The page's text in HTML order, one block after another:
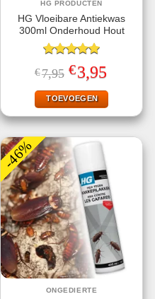
HG PRODUCTEN
HG Vloeibare Antiekwas
300ml Onderhoud Hout
Gewaardeerd
5.00uit 5
€7,95 Oorspronkelijke
prijs
was:
€7,95.
€3,95
is:
€3,95.
TOEVOEGEN
-46%
ONGEDIERTE